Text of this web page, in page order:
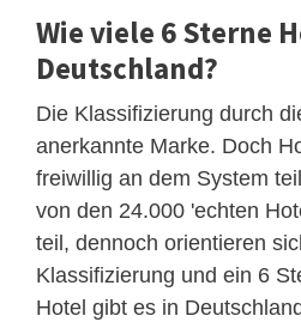
Wie viele 6 Sterne
Deutschland?
Die Klassifizierung durch
anerkannte Marke. Doch
freiwillig an dem System
von den 24.000 'echten
teil, dennoch orientieren
Klassifizierung und ein 6
Hotel gibt es in